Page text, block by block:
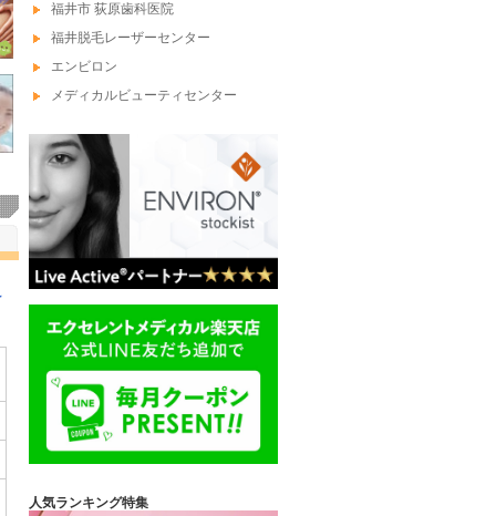
福井市 荻原歯科医院
福井脱毛レーザーセンター
エンビロン
メディカルビューティセンター
人気ランキング特集